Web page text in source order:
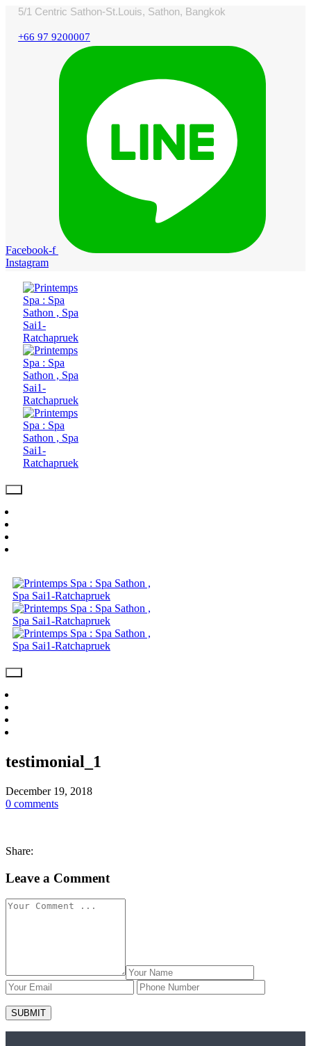
5/1 Centric Sathon-St.Louis, Sathon, Bangkok
+66 97 9200007
Facebook-f
Instagram
testimonial_1
December 19, 2018
0 comments
Share:
Leave a Comment